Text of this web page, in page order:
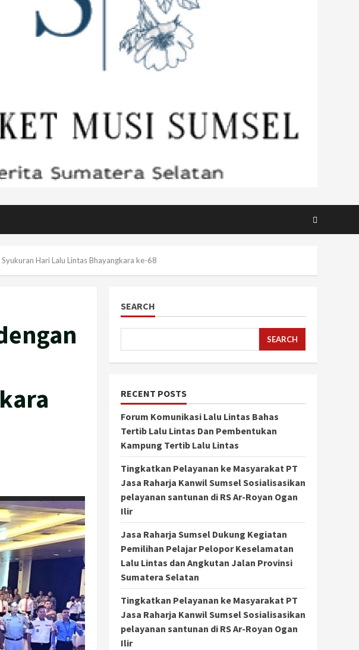
Hari Lalu Lintas Bhayangkara ke-68
SEARCH
SEARCH
RECENT POSTS
Forum Komunikasi Lalu Lintas Bahas
Tertib Lalu Lintas Dan Pembentukan
Kampung Tertib Lalu Lintas
Tingkatkan Pelayanan ke Masyarakat PT
Jasa Raharja Kanwil Sumsel Sosialisasikan
pelayanan santunan di RS Ar-Royan Ogan
Ilir
Jasa Raharja Sumsel Dukung Kegiatan
Pemilihan Pelajar Pelopor Keselamatan
Lalu Lintas dan Angkutan Jalan Provinsi
Sumatera Selatan
Tingkatkan Pelayanan ke Masyarakat PT
Jasa Raharja Kanwil Sumsel Sosialisasikan
pelayanan santunan di RS Ar-Royan Ogan
Ilir